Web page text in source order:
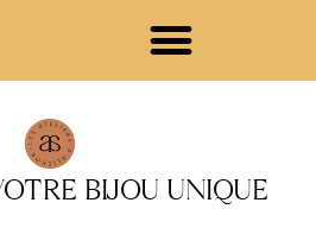
BIJOU UNIQUE